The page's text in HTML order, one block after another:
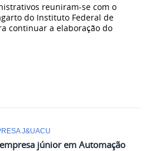
reuniram-se com o
do Instituto Federal de
continuar a elaboração do
J&UACU
júnior em Automação